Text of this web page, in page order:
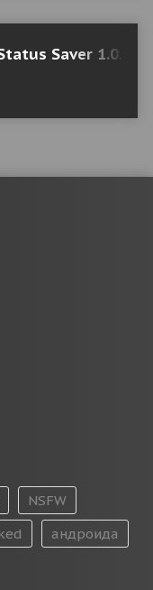
Saver 1.0.80
NSFW
андроида